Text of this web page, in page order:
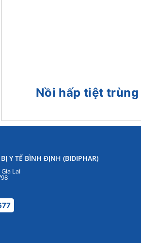
Nồi hấp tiệt trùng
Y TẾ BÌNH ĐỊNH (BIDIPHAR)
Lai